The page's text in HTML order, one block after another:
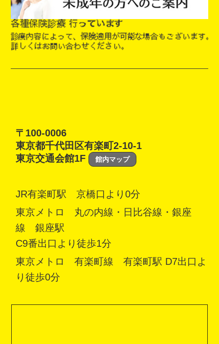
〒100-0006
東京都千代田区有楽町2-10-1
東京交通会館1F
館内マップ
JR有楽町駅 京橋口より0分
東京メトロ 丸の内線・日比谷線・銀座
線 銀座駅
C9番出口より徒歩1分
東京メトロ 有楽町線 有楽町駅 D7出口よ
り徒歩0分